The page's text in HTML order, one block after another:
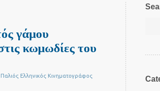
γάμου
κωμωδίες του
Παλιός Ελληνικός Κινηματογράφος